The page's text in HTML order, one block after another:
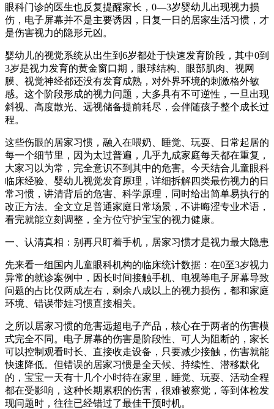
眼科门诊的医生也反复提醒家长，0—3岁婴幼儿出现视力损
伤，电子屏幕并不是主要诱因，日复一日的居家生活习惯，才
是伤害视力的隐形元凶。
婴幼儿的视觉系统从出生到6岁都处于快速发育阶段，其中0到
3岁是视力发育的黄金窗口期，眼球结构、眼部肌肉、视网
膜、视觉神经都还没有发育成熟，对外界环境的刺激格外敏
感。这个阶段形成的视力问题，大多具有不可逆性，一旦出现
斜视、高度散光、远视储备提前耗尽，会伴随孩子整个成长过
程。
这些伤眼的居家习惯，融入在喂奶、睡觉、玩耍、日常起居的
每一个细节里，因为太过普遍，几乎九成家庭每天都在重复，
大家习以为常，完全意识不到其中的危害。今天结合儿童眼科
临床经验、婴幼儿视觉发育原理，详细拆解四类最伤视力的日
常习惯，讲清背后的危害、科学原理，同时给出简单易执行的
改正方法。全文立足普通家庭日常场景，不讲晦涩专业术语，
看完就能立刻调整，全方位守护宝宝的视力健康。
一、认清真相：别再只盯着手机，居家习惯才是视力最大隐患
先来看一组国内儿童眼科机构的临床统计数据：在0至3岁视力
异常的就诊案例中，因长时间接触手机、电视等电子屏幕导致
问题的占比仅两成左右，剩余八成以上的视力损伤，都和家庭
环境、错误带娃习惯直接相关。
之所以居家习惯的危害远超电子产品，核心在于两者的伤害模
式完全不同。电子屏幕的伤害是阶段性、可人为阻断的，家长
可以控制观看时长、直接收走设备，只要减少接触，伤害就能
快速降低。但错误的居家习惯是全天候、持续性、潜移默化
的，宝宝一天有十几个小时待在家里，睡觉、玩耍、活动全程
都在受影响，这种长期累积的伤害，很难被察觉，等到体检发
现问题时，往往已经错过了最佳干预时机。